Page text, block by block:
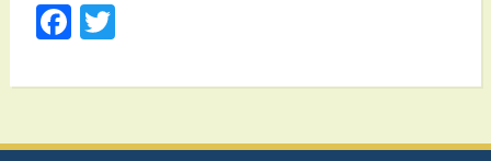
Facebook
Twitter